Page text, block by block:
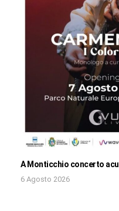
A Monticchio concerto
6 Agosto 2026